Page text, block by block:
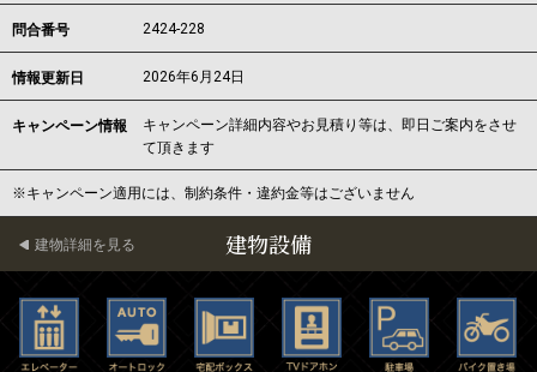
問合番号 2424-228
情報更新日 2026年6月24日
キャンペーン情報
キャンペーン詳細内容やお見積り等は、即日ご案内をさせ
て頂きます
※キャンペーン適用には、制約条件・違約金等はございません
建物設備
建物詳細を見る